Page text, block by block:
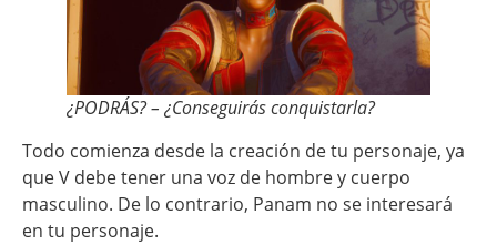
¿PODRÁS? – ¿Conseguirás conquistarla?
Todo comienza desde la creación de tu personaje, ya
que V debe tener una voz de hombre y cuerpo
masculino. De lo contrario, Panam no se interesará
en tu personaje.